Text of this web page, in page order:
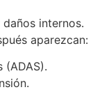
internos.
aparezcan:
(ADAS).